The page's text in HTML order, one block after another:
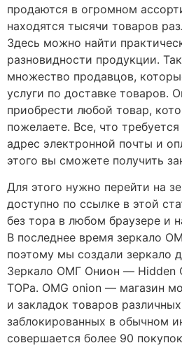
продаются в огромном
находятся тысячи товаров
Здесь можно найти
разновидности продукции.
множество продавцов,
услуги по доставке товаров.
приобрести любой товар,
пожелаете. Все, что
адрес электронной почты и
этого вы сможете получить
Для этого нужно перейти на
доступно по ссылке в этой
без тора в любом браузере и
В последнее время зеркало
поэтому мы создали зеркало
Зеркало ОМГ Онион — Hidden
ТОРа. OMG onion — магазин
и закладок товаров
заблокированных в обычном
совершается более 90